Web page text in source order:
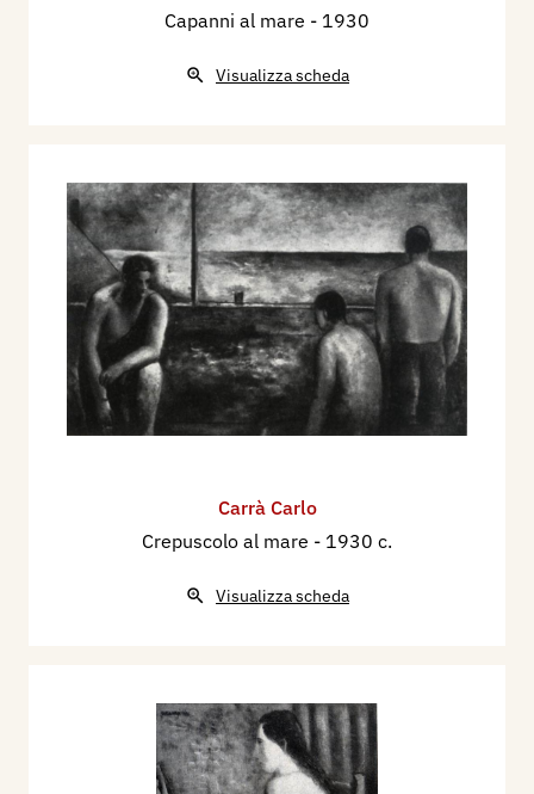
Capanni al mare - 1930
Visualizza scheda
Carrà Carlo
Crepuscolo al mare - 1930 c.
Visualizza scheda